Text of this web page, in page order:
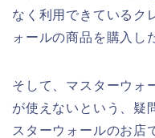
なく利用できているク
ォールの商品を購入し
そして、マスターウォ
が使えないという、疑
スターウォールのお店